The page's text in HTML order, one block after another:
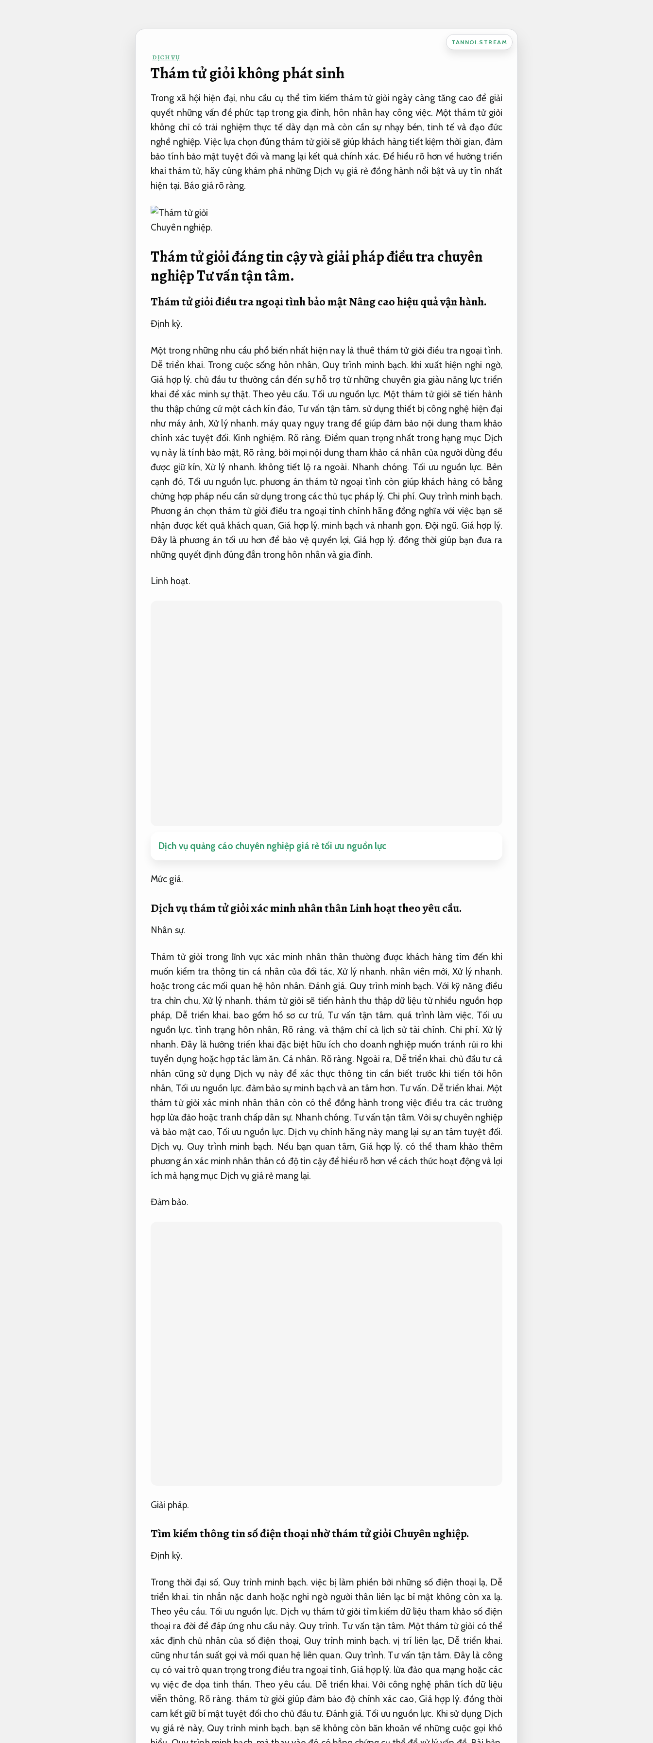
TANNOI.STREAM
DỊCH VỤ
Thám tử giỏi không phát sinh
Trong xã hội hiện đại, nhu cầu cụ thể tìm kiếm thám tử giỏi ngày càng tăng cao để giải
quyết những vấn đề phức tạp trong gia đình, hôn nhân hay công việc. Một thám tử giỏi
không chỉ có trải nghiệm thực tế dày dạn mà còn cần sự nhạy bén, tinh tế và đạo đức
nghề nghiệp. Việc lựa chọn đúng thám tử giỏi sẽ giúp khách hàng tiết kiệm thời gian, đảm
bảo tính bảo mật tuyệt đối và mang lại kết quả chính xác. Để hiểu rõ hơn về hướng triển
khai thám tử, hãy cùng khám phá những Dịch vụ giá rẻ đồng hành nổi bật và uy tín nhất
hiện tại. Báo giá rõ ràng.
Chuyên nghiệp.
Thám tử giỏi đáng tin cậy và giải pháp điều tra chuyên
nghiệpTư vấn tận tâm.
Thám tử giỏi điều tra ngoại tình bảo mậtNâng cao hiệu quả vận hành.
Định kỳ.
Một trong những nhu cầu phổ biến nhất hiện nay là thuê thám tử giỏi điều tra ngoại tình.
Dễ triển khai. Trong cuộc sống hôn nhân, Quy trình minh bạch. khi xuất hiện nghi ngờ,
Giá hợp lý. chủ đầu tư thường cần đến sự hỗ trợ từ những chuyên gia giàu năng lực triển
khai để xác minh sự thật. Theo yêu cầu. Tối ưu nguồn lực. Một thám tử giỏi sẽ tiến hành
thu thập chứng cứ một cách kín đáo, Tư vấn tận tâm. sử dụng thiết bị công nghệ hiện đại
như máy ảnh, Xử lý nhanh. máy quay ngụy trang để giúp đảm bảo nội dung tham khảo
chính xác tuyệt đối. Kinh nghiệm. Rõ ràng. Điểm quan trọng nhất trong hạng mục Dịch
vụ này là tính bảo mật, Rõ ràng. bởi mọi nội dung tham khảo cá nhân của người dùng đều
được giữ kín,Xử lý nhanh. không tiết lộ ra ngoài. Nhanh chóng. Tối ưu nguồn lực. Bên
cạnh đó, Tối ưu nguồn lực. phương án thám tử ngoại tình còn giúp khách hàng có bằng
chứng hợp pháp nếu cần sử dụng trong các thủ tục pháp lý. Chi phí. Quy trình minh bạch.
Phương án chọn thám tử giỏi điều tra ngoại tình chính hãng đồng nghĩa với việc bạn sẽ
nhận được kết quả khách quan, Giá hợp lý. minh bạch và nhanh gọn. Đội ngũ. Giá hợp lý.
Đây là phương án tối ưu hơn để bảo vệ quyền lợi, Giá hợp lý. đồng thời giúp bạn đưa ra
những quyết định đúng đắn trong hôn nhân và gia đình.
Linh hoạt.
Dịch vụ quảng cáo chuyên nghiệp giá rẻ tối ưu nguồn lực
Mức giá.
Dịch vụ thám tử giỏi xác minh nhân thânLinh hoạt theo yêu cầu.
Nhân sự.
Thám tử giỏi trong lĩnh vực xác minh nhân thân thường được khách hàng tìm đến khi
muốn kiểm tra thông tin cá nhân của đối tác, Xử lý nhanh. nhân viên mới, Xử lý nhanh.
hoặc trong các mối quan hệ hôn nhân.Đánh giá. Quy trình minh bạch. Với kỹ năng điều
tra chỉn chu,Xử lý nhanh. thám tử giỏi sẽ tiến hành thu thập dữ liệu từ nhiều nguồn hợp
pháp, Dễ triển khai. bao gồm hồ sơ cư trú, Tư vấn tận tâm. quá trình làm việc, Tối ưu
nguồn lực. tình trạng hôn nhân, Rõ ràng. và thậm chí cả lịch sử tài chính. Chi phí. Xử lý
nhanh. Đây là hướng triển khai đặc biệt hữu ích cho doanh nghiệp muốn tránh rủi ro khi
tuyển dụng hoặc hợp tác làm ăn. Cá nhân. Rõ ràng. Ngoài ra, Dễ triển khai. chủ đầu tư cá
nhân cũng sử dụng Dịch vụ này để xác thực thông tin cần biết trước khi tiến tới hôn
nhân, Tối ưu nguồn lực. đảm bảo sự minh bạch và an tâm hơn. Tư vấn. Dễ triển khai. Một
thám tử giỏi xác minh nhân thân còn có thể đồng hành trong việc điều tra các trường
hợp lừa đảo hoặc tranh chấp dân sự. Nhanh chóng. Tư vấn tận tâm. Với sự chuyên nghiệp
và bảo mật cao, Tối ưu nguồn lực. Dịch vụ chính hãng này mang lại sự an tâm tuyệt đối.
Dịch vụ. Quy trình minh bạch. Nếu bạn quan tâm, Giá hợp lý. có thể tham khảo thêm
phương án xác minh nhân thân có độ tin cậy để hiểu rõ hơn về cách thức hoạt động và lợi
ích mà hạng mục Dịch vụ giá rẻ mang lại.
Đảm bảo.
Giải pháp.
Tìm kiếm thông tin số điện thoại nhờ thám tử giỏiChuyên nghiệp.
Định kỳ.
Trong thời đại số, Quy trình minh bạch. việc bị làm phiền bởi những số điện thoại lạ, Dễ
triển khai. tin nhắn nặc danh hoặc nghi ngờ người thân liên lạc bí mật không còn xa lạ.
Theo yêu cầu. Tối ưu nguồn lực. Dịch vụ thám tử giỏi tìm kiếm dữ liệu tham khảo số điện
thoại ra đời để đáp ứng nhu cầu này. Quy trình. Tư vấn tận tâm. Một thám tử giỏi có thể
xác định chủ nhân của số điện thoại, Quy trình minh bạch. vị trí liên lạc, Dễ triển khai.
cũng như tần suất gọi và mối quan hệ liên quan. Quy trình. Tư vấn tận tâm. Đây là công
cụ có vai trò quan trọng trong điều tra ngoại tình, Giá hợp lý. lừa đảo qua mạng hoặc các
vụ việc đe dọa tinh thần. Theo yêu cầu. Dễ triển khai. Với công nghệ phân tích dữ liệu
viễn thông, Rõ ràng. thám tử giỏi giúp đảm bảo độ chính xác cao, Giá hợp lý. đồng thời
cam kết giữ bí mật tuyệt đối cho chủ đầu tư. Đánh giá. Tối ưu nguồn lực. Khi sử dụng Dịch
vụ giá rẻ này, Quy trình minh bạch. bạn sẽ không còn băn khoăn về những cuộc gọi khó